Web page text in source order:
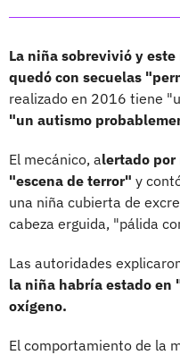
La niña sobrevivió y
quedó con secuelas
realizado en 2016 tiene
"un autismo
El mecánico, alertado por
"escena de terror" y
una niña cubierta de
cabeza erguida, "pálida
Las autoridades
la niña habría estado
oxígeno.
El comportamiento de la